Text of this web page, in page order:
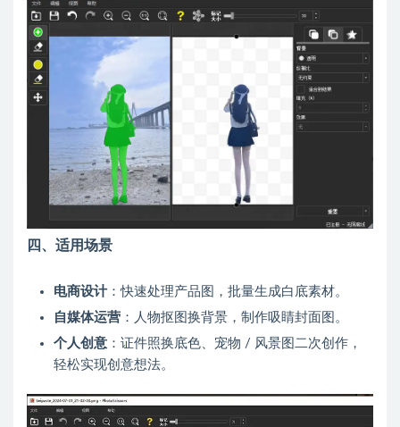
四、适用场景
电商设计：快速处理产品图，批量生成白底素材。
自媒体运营 ：人物抠图换背景，制作吸睛封面图。
个人创意 ：证件照换底色、宠物 / 风景图二次创作，
轻松实现创意想法。